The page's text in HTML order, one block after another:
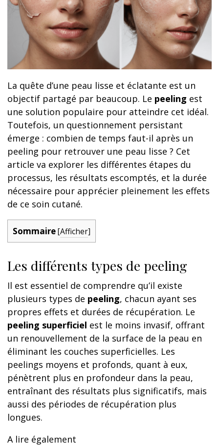
La quête d’une peau lisse et éclatante est un
objectif partagé par beaucoup. Le peeling est
une solution populaire pour atteindre cet idéal.
Toutefois, un questionnement persistant
émerge : combien de temps faut-il après un
peeling pour retrouver une peau lisse ? Cet
article va explorer les différentes étapes du
processus, les résultats escomptés, et la durée
nécessaire pour apprécier pleinement les effets
de ce soin cutané.
Sommaire[Afficher]
Les différents types de peeling
Il est essentiel de comprendre qu’il existe
plusieurs types de peeling, chacun ayant ses
propres effets et durées de récupération. Le
peeling superficiel est le moins invasif, offrant
un renouvellement de la surface de la peau en
éliminant les couches superficielles. Les
peelings moyens et profonds, quant à eux,
pénètrent plus en profondeur dans la peau,
entraînant des résultats plus significatifs, mais
aussi des périodes de récupération plus
longues.
A lire également